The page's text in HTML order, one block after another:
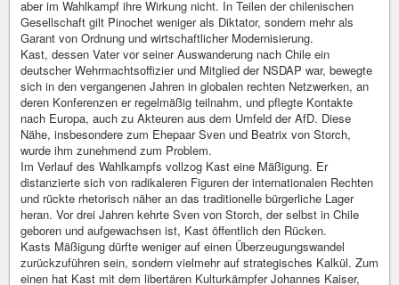
aber im Wahlkampf ihre Wirkung nicht. In Teilen der chilenischen
Gesellschaft gilt Pinochet weniger als Diktator, sondern mehr als
Garant von Ordnung und wirtschaftlicher Modernisierung.
Kast, dessen Vater vor seiner Auswanderung nach Chile ein
deutscher Wehrmachtsoffizier und Mitglied der NSDAP war, bewegte
sich in den vergangenen Jahren in globalen rechten Netzwerken, an
deren Konferenzen er regelmäßig teilnahm, und pflegte Kontakte
nach Europa, auch zu Akteuren aus dem Umfeld der AfD. Diese
Nähe, insbesondere zum Ehepaar Sven und Beatrix von Storch,
wurde ihm zunehmend zum Problem.
Im Verlauf des Wahlkampfs vollzog Kast eine Mäßigung. Er
distanzierte sich von radikaleren Figuren der internationalen Rechten
und rückte rhetorisch näher an das traditionelle bürgerliche Lager
heran. Vor drei Jahren kehrte Sven von Storch, der selbst in Chile
geboren und aufgewachsen ist, Kast öffentlich den Rücken.
Kasts Mäßigung dürfte weniger auf einen Überzeugungswandel
zurückzuführen sein, sondern vielmehr auf strategisches Kalkül. Zum
einen hat Kast mit dem libertären Kulturkämpfer Johannes Kaiser,